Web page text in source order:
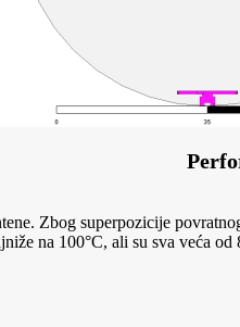
Zbog superpozicije
na 100°C, ali su sva veća